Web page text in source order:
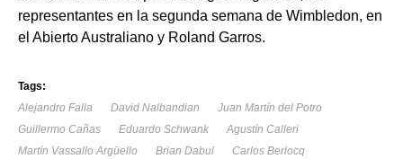
representantes en la segunda semana de Wimbledon, en
el Abierto Australiano y Roland Garros.
Tags:
Alejandro Falla
David Nalbandian
Juan Martín del Potro
Guillermo Cañas
Eduardo Schwank
Agustín Calleri
Martín Vassallo Argüello
Brian Dabul
Carlos Berlocq